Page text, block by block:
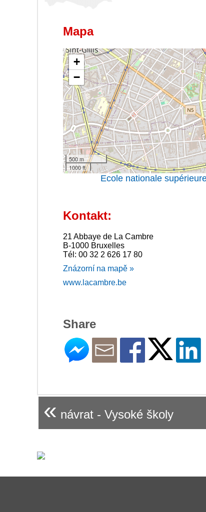
Mapa
+
−
500 m
1000 ft
Ecole nationale
Kontakt:
21 Abbaye de La Cambre
B-1000 Bruxelles
Tél: 00 32 2 626 17 80
Znázorní na mapě »
www.lacambre.be
Share
« návrat - Vysoké školy